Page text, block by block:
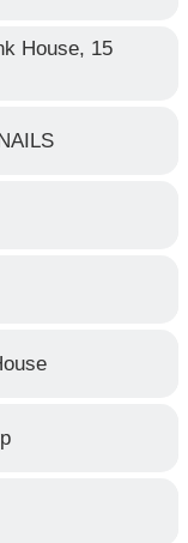
House, 15